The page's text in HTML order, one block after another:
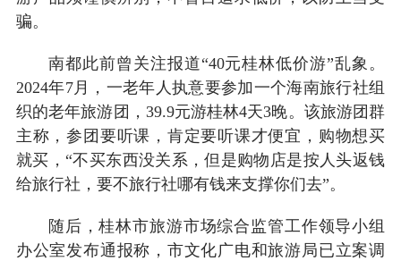
骗。
南都此前曾关注报道“40元桂林低价游”乱象。
2024年7月，一老年人执意要参加一个海南旅行社组
织的老年旅游团，39.9元游桂林4天3晚。该旅游团群
主称，参团要听课，肯定要听课才便宜，购物想买
就买，“不买东西没关系，但是购物店是按人头返钱
给旅行社，要不旅行社哪有钱来支撑你们去”。
随后，桂林市旅游市场综合监管工作领导小组
办公室发布通报称，市文化广电和旅游局已立案调